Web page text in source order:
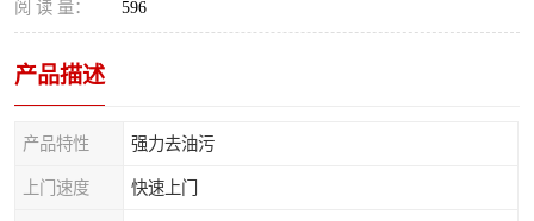
阅 读 量： 596
产品描述
产品特性 强力去油污
上门速度 快速上门